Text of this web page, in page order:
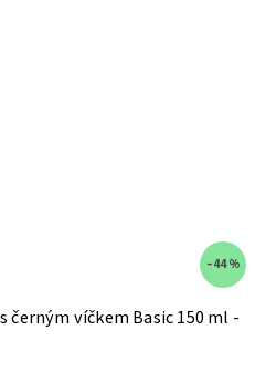
–44 %
černým víčkem Basic 150 ml -